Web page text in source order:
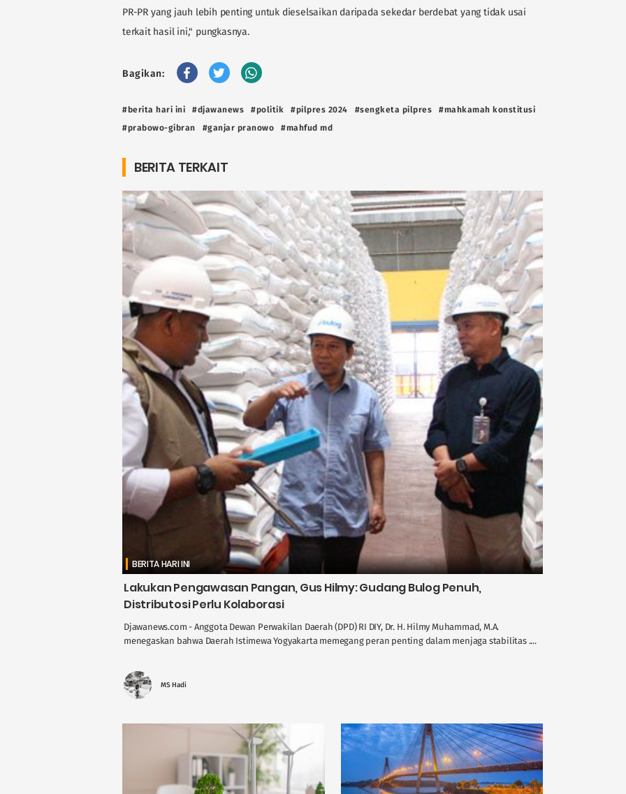
PR-PR yang jauh lebih penting untuk dieselsaikan daripada sekedar berdebat yang tidak usai
terkait hasil ini," pungkasnya.
Bagikan:
#berita hari ini #djawanews #politik #pilpres 2024 #sengketa pilpres
#mahkamah konstitusi
#prabowo-gibran
#ganjar pranowo #mahfud md
BERITA TERKAIT
BERITA HARI INI
Lakukan Pengawasan Pangan, Gus Hilmy: Gudang Bulog Penuh,
Distributosi Perlu Kolaborasi
Djawanews.com - Anggota Dewan Perwakilan Daerah (DPD) RI DIY, Dr. H. Hilmy Muhammad, M.A.
menegaskan bahwa Daerah Istimewa Yogyakarta memegang peran penting dalam menjaga stabilitas ....
MS Hadi